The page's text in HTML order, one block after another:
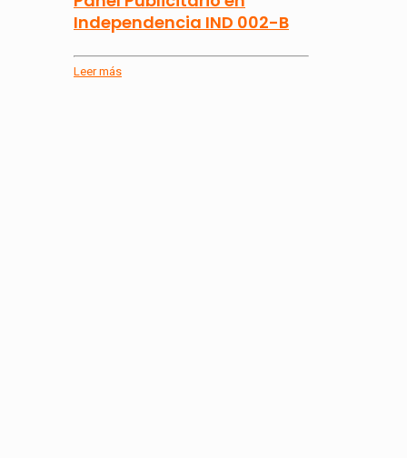
Independencia IND 002-B
Leer más